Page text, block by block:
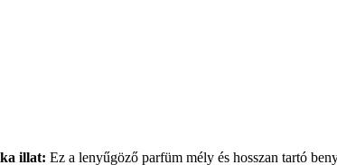
illat: Ez a lenyűgöző parfüm mély és hosszan tartó